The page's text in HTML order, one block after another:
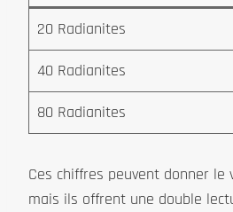
20 Radianites
40 Radianites
80 Radianites
Ces chiffres peuvent donner le
mais ils offrent une double